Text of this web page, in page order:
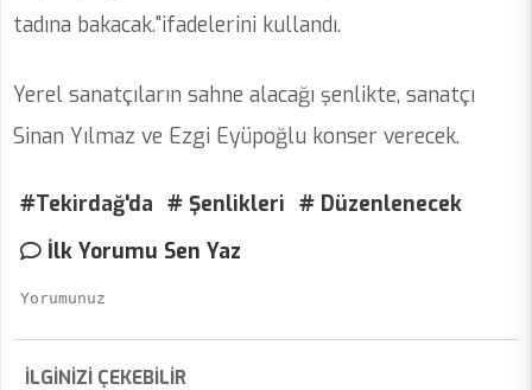
tadına bakacak."ifadelerini kullandı.
Yerel sanatçıların sahne alacağı şenlikte, sanatçı
Sinan Yılmaz ve Ezgi Eyüpoğlu konser verecek.
#Tekirdağ'da # Şenlikleri # Düzenlenecek
İlk Yorumu Sen Yaz
İLGİNİZİ ÇEKEBİLİR